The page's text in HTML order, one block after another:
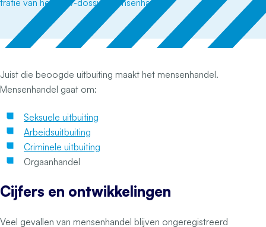
Juist die beoogde uitbuiting maakt het mensenhandel.
Mensenhandel gaat om:
Seksuele uitbuiting
Arbeidsuitbuiting
Criminele uitbuiting
Orgaanhandel
Cijfers en ontwikkelingen
Veel gevallen van mensenhandel blijven ongeregistreerd